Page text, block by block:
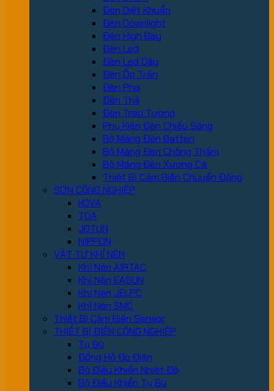
Đèn Diệt Khuẩn
Đèn Downlight
Đèn High Bay
Đèn Led
Đèn Led Dây
Đèn Ốp Trần
Đèn Pha
Đèn Thả
Đèn Treo Tường
Phụ Kiện Đèn Chiếu Sáng
Bộ Máng Đèn Batten
Bộ Máng Đèn Chống Thấm
Bộ Máng Đèn Xương Cá
Thiết Bị Cảm Biến Chuyển Động
SƠN CÔNG NGHIỆP
KOVA
TOA
JOTUN
NIPPON
VẬT TƯ KHÍ NÉN
Khí Nén AIRTAC
Khí Nén EASUN
Khí Nén JELPC
Khí Nén SMC
Thiết Bị Cảm Biến Sensor
THIẾT BỊ ĐIỆN CÔNG NGHIỆP
Tụ Bù
Đồng Hồ Đo Điện
Bộ Điều Khiển Nhiệt Độ
Bộ Điều Khiển Tụ Bù